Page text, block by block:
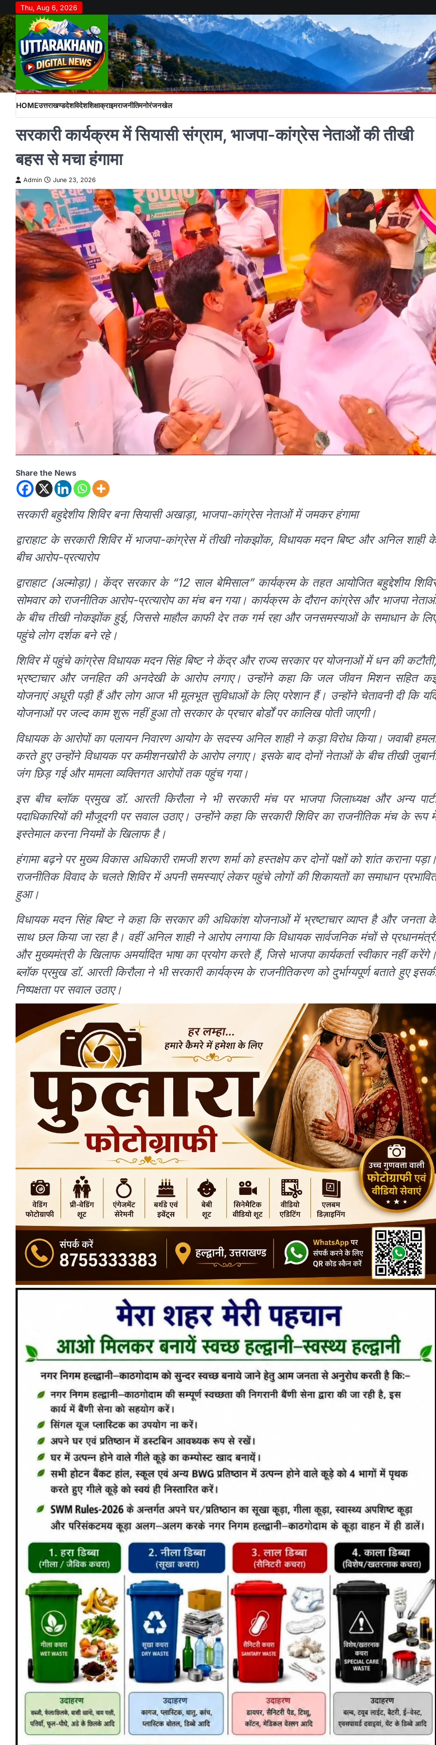
to
content
Thu, Aug 6, 2026
HOMEउत्तराखण्डदेशविदेशशिक्षाक्राइमराजनीतिमनोरंजनखेल
सरकारी कार्यक्रम में सियासी संग्राम, भाजपा-कांग्रेस नेताओं की तीखी
बहस से मचा हंगामा
Admin June 23, 2026
Share the News
सरकारी बहुद्देशीय शिविर बना सियासी अखाड़ा, भाजपा-कांग्रेस नेताओं में जमकर हंगामा
द्वाराहाट के सरकारी शिविर में भाजपा-कांग्रेस में तीखी नोकझोंक, विधायक मदन बिष्ट और अनिल शाही
बीच आरोप-प्रत्यारोप
द्वाराहाट (अल्मोड़ा)। केंद्र सरकार के “12 साल बेमिसाल” कार्यक्रम के तहत आयोजित बहुद्देशीय
सोमवार को राजनीतिक आरोप-प्रत्यारोप का मंच बन गया। कार्यक्रम के दौरान कांग्रेस और भाजपा
के बीच तीखी नोकझोंक हुई, जिससे माहौल काफी देर तक गर्म रहा और जनसमस्याओं के समाधान के
पहुंचे लोग दर्शक बने रहे।
शिविर में पहुंचे कांग्रेस विधायक मदन सिंह बिष्ट ने केंद्र और राज्य सरकार पर योजनाओं में धन की कटौती,
भ्रष्टाचार और जनहित की अनदेखी के आरोप लगाए। उन्होंने कहा कि जल जीवन मिशन सहित
योजनाएं अधूरी पड़ी हैं और लोग आज भी मूलभूत सुविधाओं के लिए परेशान हैं। उन्होंने चेतावनी दी कि
योजनाओं पर जल्द काम शुरू नहीं हुआ तो सरकार के प्रचार बोर्डों पर कालिख पोती जाएगी।
विधायक के आरोपों का पलायन निवारण आयोग के सदस्य अनिल शाही ने कड़ा विरोध किया। जवाबी
करते हुए उन्होंने विधायक पर कमीशनखोरी के आरोप लगाए। इसके बाद दोनों नेताओं के बीच तीखी
जंग छिड़ गई और मामला व्यक्तिगत आरोपों तक पहुंच गया।
इस बीच ब्लॉक प्रमुख डॉ. आरती किरौला ने भी सरकारी मंच पर भाजपा जिलाध्यक्ष और अन्य
पदाधिकारियों की मौजूदगी पर सवाल उठाए। उन्होंने कहा कि सरकारी शिविर का राजनीतिक मंच के रूप
इस्तेमाल करना नियमों के खिलाफ है।
हंगामा बढ़ने पर मुख्य विकास अधिकारी रामजी शरण शर्मा को हस्तक्षेप कर दोनों पक्षों को शांत कराना पड़ा।
राजनीतिक विवाद के चलते शिविर में अपनी समस्याएं लेकर पहुंचे लोगों की शिकायतों का समाधान
हुआ।
विधायक मदन सिंह बिष्ट ने कहा कि सरकार की अधिकांश योजनाओं में भ्रष्टाचार व्याप्त है और जनता
साथ छल किया जा रहा है। वहीं अनिल शाही ने आरोप लगाया कि विधायक सार्वजनिक मंचों से
और मुख्यमंत्री के खिलाफ अमर्यादित भाषा का प्रयोग करते हैं, जिसे भाजपा कार्यकर्ता स्वीकार नहीं करेंगे।
ब्लॉक प्रमुख डॉ. आरती किरौला ने भी सरकारी कार्यक्रम के राजनीतिकरण को दुर्भाग्यपूर्ण बताते हुए
निष्पक्षता पर सवाल उठाए।